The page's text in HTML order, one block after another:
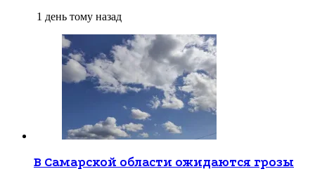
1 день тому назад
В Самарской области ожидаются грозы